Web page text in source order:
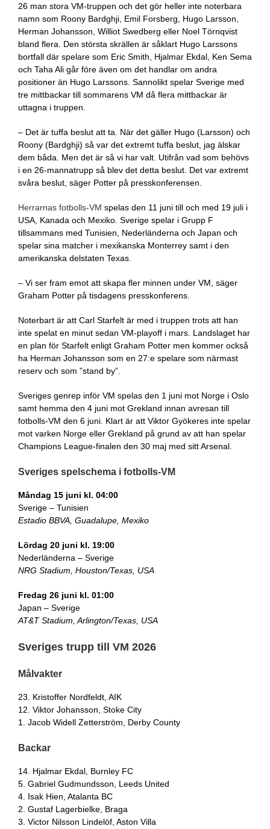
26 man stora VM-truppen och det gör heller inte noterbara
namn som Roony Bardghji, Emil Forsberg, Hugo Larsson,
Herman Johansson, Williot Swedberg eller Noel Törnqvist
bland flera. Den största skrällen är såklart Hugo Larssons
bortfall där spelare som Eric Smith, Hjalmar Ekdal, Ken Sema
och Taha Ali går före även om det handlar om andra
positioner än Hugo Larssons. Sannolikt spelar Sverige med
tre mittbackar till sommarens VM då flera mittbackar är
uttagna i truppen.
– Det är tuffa beslut att ta. När det gäller Hugo (Larsson) och
Roony (Bardghji) så var det extremt tuffa beslut, jag älskar
dem båda. Men det är så vi har valt. Utifrån vad som behövs
i en 26-mannatrupp så blev det detta beslut. Det var extremt
svåra beslut, säger Potter på presskonferensen.
Herrarnas fotbolls-VM spelas den 11 juni till och med 19 juli i
USA, Kanada och Mexiko. Sverige spelar i Grupp F
tillsammans med Tunisien, Nederländerna och Japan och
spelar sina matcher i mexikanska Monterrey samt i den
amerikanska delstaten Texas.
– Vi ser fram emot att skapa fler minnen under VM, säger
Graham Potter på tisdagens presskonferens.
Noterbart är att Carl Starfelt är med i truppen trots att han
inte spelat en minut sedan VM-playoff i mars. Landslaget har
en plan för Starfelt enligt Graham Potter men kommer också
ha Herman Johansson som en 27:e spelare som närmast
reserv och som ”stand by”.
Sveriges genrep inför VM spelas den 1 juni mot Norge i Oslo
samt hemma den 4 juni mot Grekland innan avresan till
fotbolls-VM den 6 juni. Klart är att Viktor Gyökeres inte spelar
mot varken Norge eller Grekland på grund av att han spelar
Champions League-finalen den 30 maj med sitt Arsenal.
Sveriges spelschema i fotbolls-VM
Måndag 15 juni kl. 04:00
Sverige – Tunisien
Estadio BBVA, Guadalupe, Mexiko
Lördag 20 juni kl. 19:00
Nederländerna – Sverige
NRG Stadium, Houston/Texas, USA
Fredag 26 juni kl. 01:00
Japan – Sverige
AT&T Stadium, Arlington/Texas, USA
Sveriges trupp till VM 2026
Målvakter
23. Kristoffer Nordfeldt, AIK
12. Viktor Johansson, Stoke City
1. Jacob Widell Zetterström, Derby County
Backar
14. Hjalmar Ekdal, Burnley FC
5. Gabriel Gudmundsson, Leeds United
4. Isak Hien, Atalanta BC
2. Gustaf Lagerbielke, Braga
3. Victor Nilsson Lindelöf, Aston Villa